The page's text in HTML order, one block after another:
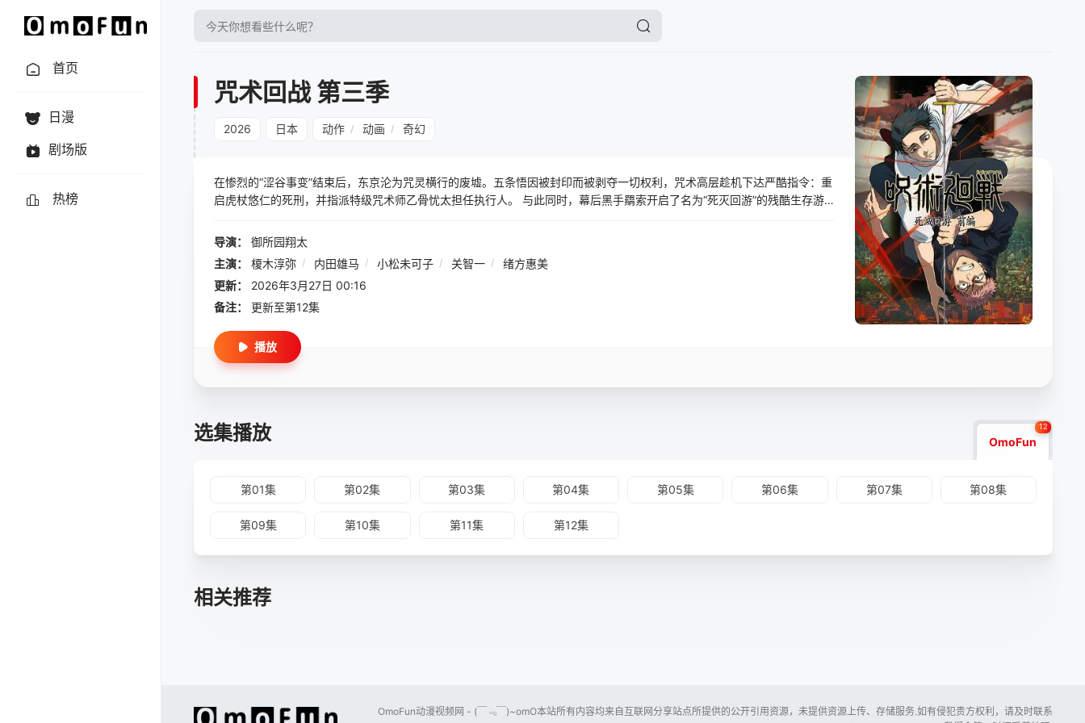
首页
日漫
剧场版
热榜
咒术回战 第三季
2026 日本 动作 / 动画 / 奇幻
在惨烈的“涩谷事变”结束后，东京沦为咒灵横行的废墟。五条悟因被封印而被剥夺一切权利，咒术高层趁机下达严酷指令：重
启虎杖悠仁的死刑，并指派特级咒术师乙骨忧太担任执行人。 与此同时，幕后黑手羂索开启了名为“死灭回游”的残酷生存游
游戏的伏黑惠之姐津美纪，并寻求从内部破解狱门疆、释放五条悟的方法，虎杖与伙伴们毅然踏入充满未知威胁的结界。在
导演：
御所园翔太
主演：
榎木淳弥 / 内田雄马 / 小松未可子 / 关智一 /
绪方惠美
更新：
2026年3月27日 00:16
备注：
更新至第12集
播放
选集播放 OmoFun
12
第01集 第02集 第03集 第04集 第05集 第06集 第07集 第08集
第09集 第10集 第11集 第12集
相关推荐
OmoFun动漫视频网 - (￣﹃￣)~omO本站所有内容均来自互联网分享站点所提供的公开引用资源，未提供资源上传、存储服务.如有侵犯贵方权利，请及时联系